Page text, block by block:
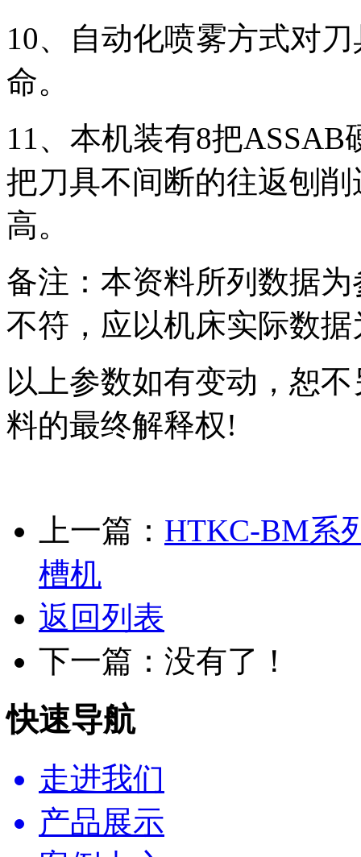
10、自动化喷雾方式对
命。
11、本机装有8把
把刀具不间断的往返刨
高。
备注：本资料所列数据
不符，应以机床实际数据
以上参数如有变动，恕
料的最终解释权!
上一篇： HTKC-BM系
槽机
返回列表
下一篇：没有了！
快速导航
走进我们
产品展示